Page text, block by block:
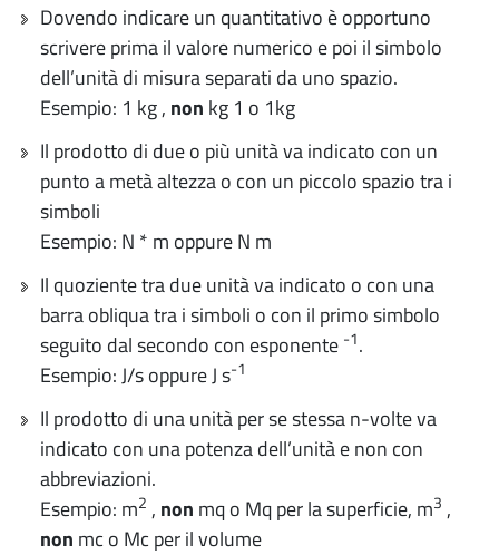
Dovendo indicare un quantitativo è opportuno
scrivere prima il valore numerico e poi il simbolo
dell’unità di misura separati da uno spazio.
Esempio: 1 kg , non kg 1 o 1kg
Il prodotto di due o più unità va indicato con un
punto a metà altezza o con un piccolo spazio tra i
simboli
Esempio: N * m oppure N m
Il quoziente tra due unità va indicato o con una
barra obliqua tra i simboli o con il primo simbolo
seguito dal secondo con esponente -1.
Esempio: J/s oppure J s-1
Il prodotto di una unità per se stessa n-volte va
indicato con una potenza dell’unità e non con
abbreviazioni.
Esempio: m2 , non mq o Mq per la superficie, m3 ,
non mc o Mc per il volume